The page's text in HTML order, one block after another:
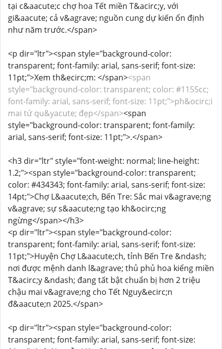
tại c&aacute;c chợ hoa Tết miền T&acirc;y, với
gi&aacute; cả v&agrave; nguồn cung dự kiến ổn định
như năm trước.</span>
<p dir="ltr"><span style="background-color:
transparent; font-family: arial, sans-serif; font-size:
11pt;">Xem th&ecirc;m: </span><span
style="background-color: transparent; color: #1155cc;
font-family: arial, sans-serif; font-size: 11pt;">ph&ocirc;i
mai tứ qu&yacute; đẹp</span><span
style="background-color: transparent; font-family:
arial, sans-serif; font-size: 11pt;">.</span>
<h3 dir="ltr" style="font-weight: normal; line-height:
1.2;"><span style="background-color: transparent;
color: #434343; font-family: arial, sans-serif; font-size:
14pt;">Chợ L&aacute;ch, Bến Tre: Sắc mai v&agrave;ng
v&agrave; sự s&aacute;ng tạo kh&ocirc;ng
ngừng</span></h3>
<p dir="ltr"><span style="background-color:
transparent; font-family: arial, sans-serif; font-size:
11pt;">Huyện Chợ L&aacute;ch, tỉnh Bến Tre &ndash;
nơi được mệnh danh l&agrave; thủ phủ hoa kiểng miền
T&acirc;y &ndash; đang tất bật chuẩn bị hơn 2 triệu
chậu mai v&agrave;ng cho Tết Nguy&ecirc;n
đ&aacute;n 2025.</span>
<p dir="ltr"><span style="background-color:
transparent; font-family: arial, sans-serif; font-size: